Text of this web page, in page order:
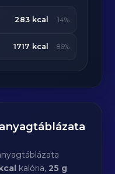
283 kcal 14%
1717 kcal 86%
kalória,25 g